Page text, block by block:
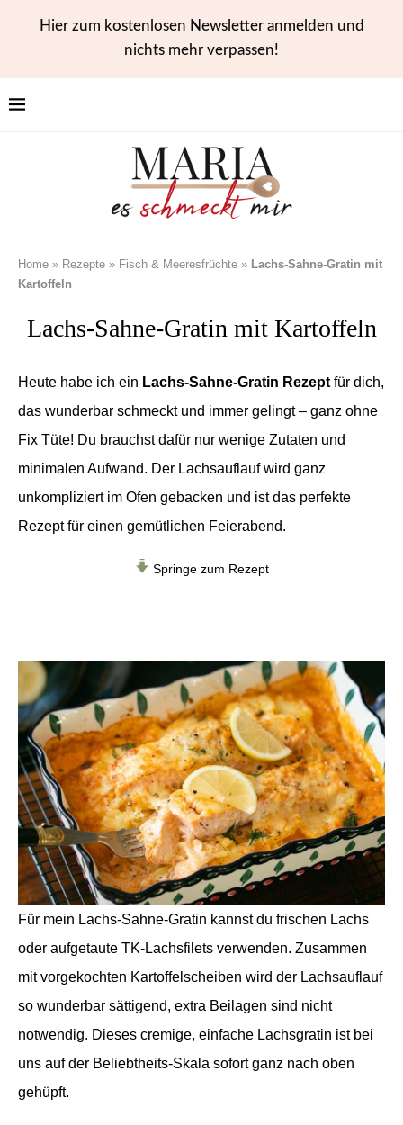
Hier zum kostenlosen Newsletter anmelden und
nichts mehr verpassen!
Home » Rezepte » Fisch & Meeresfrüchte » Lachs-Sahne-Gratin mit
Kartoffeln
Lachs-Sahne-Gratin mit Kartoffeln
Heute habe ich ein Lachs-Sahne-Gratin Rezept für dich,
das wunderbar schmeckt und immer gelingt – ganz ohne
Fix Tüte! Du brauchst dafür nur wenige Zutaten und
minimalen Aufwand. Der Lachsauflauf wird ganz
unkompliziert im Ofen gebacken und ist das perfekte
Rezept für einen gemütlichen Feierabend.
Springe zum Rezept
Für mein Lachs-Sahne-Gratin kannst du frischen Lachs
oder aufgetaute TK-Lachsfilets verwenden. Zusammen
mit vorgekochten Kartoffelscheiben wird der Lachsauflauf
so wunderbar sättigend, extra Beilagen sind nicht
notwendig. Dieses cremige, einfache Lachsgratin ist bei
uns auf der Beliebtheits-Skala sofort ganz nach oben
gehüpft.